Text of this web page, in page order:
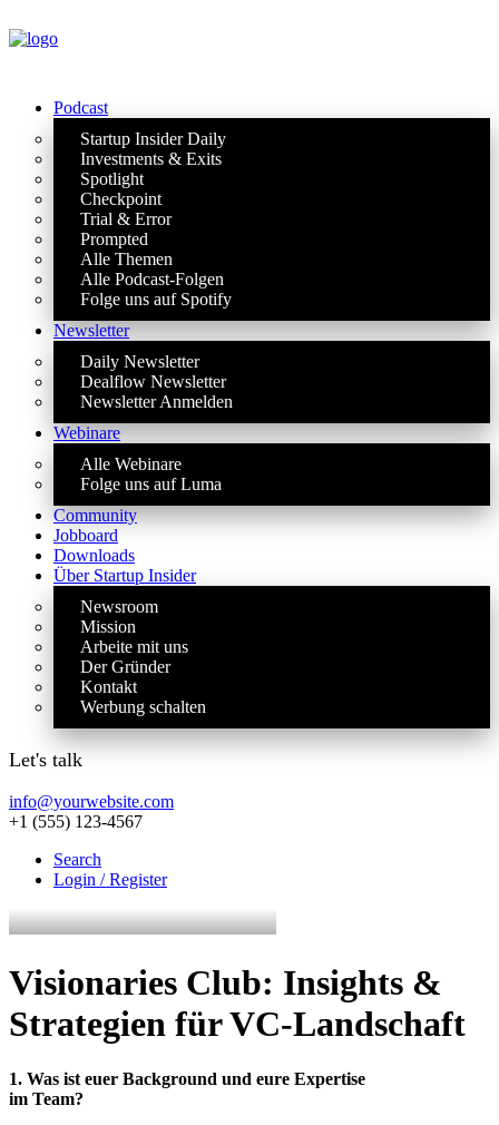
Podcast
Startup Insider Daily
Investments & Exits
Spotlight
Checkpoint
Trial & Error
Prompted
Alle Themen
Alle Podcast-Folgen
Folge uns auf Spotify
Newsletter
Daily Newsletter
Dealflow Newsletter
Newsletter Anmelden
Webinare
Alle Webinare
Folge uns auf Luma
Community
Jobboard
Downloads
Über Startup Insider
Newsroom
Mission
Arbeite mit uns
Der Gründer
Kontakt
Werbung schalten
Let's talk
info@yourwebsite.com
+1 (555) 123-4567
Search
Login / Register
Visionaries Club: Insights &
Strategien für VC-Landschaft
1. Was ist euer Background und eure Expertise
im Team?